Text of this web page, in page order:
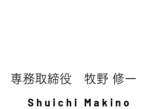
専務取締役 牧野 修一
Shuichi Makino